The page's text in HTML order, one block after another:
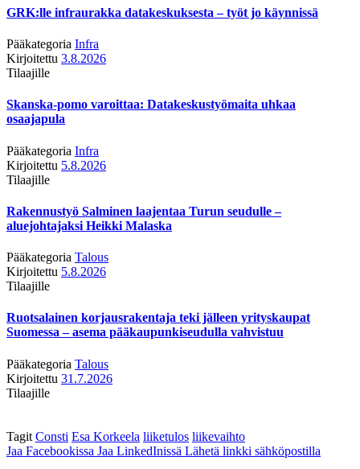
GRK:lle infraurakka datakeskuksesta – työt jo käynnissä
Pääkategoria Infra
Kirjoitettu 3.8.2026
Tilaajille
Skanska-pomo varoittaa: Datakeskustyömaita uhkaa
osaajapula
Pääkategoria Infra
Kirjoitettu 5.8.2026
Tilaajille
Rakennustyö Salminen laajentaa Turun seudulle –
aluejohtajaksi Heikki Malaska
Pääkategoria Talous
Kirjoitettu 5.8.2026
Tilaajille
Ruotsalainen korjausrakentaja teki jälleen yrityskaupat
Suomessa – asema pääkaupunkiseudulla vahvistuu
Pääkategoria Talous
Kirjoitettu 31.7.2026
Tilaajille
Tagit Consti Esa Korkeela liiketulos liikevaihto
Jaa Facebookissa Jaa LinkedInissä Lähetä linkki sähköpostilla